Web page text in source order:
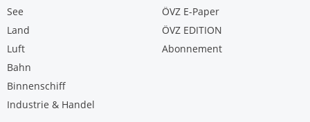
See
Land
Luft
Bahn
Binnenschiff
Industrie & Handel
ÖVZ E-Paper
Abonnement
ÖVZ EDITION